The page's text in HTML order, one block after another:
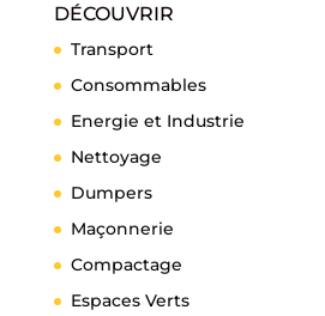
DÉCOUVRIR
Transport
Consommables
Energie et Industrie
Nettoyage
Dumpers
Maçonnerie
Compactage
Espaces Verts